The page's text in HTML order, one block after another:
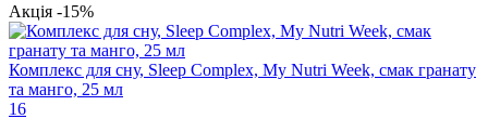
Акція -15%
Комплекс для сну, Sleep Complex, My Nutri Week, смак гранату
та манго, 25 мл
16